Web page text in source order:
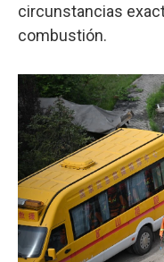
circunstancias
combustión.